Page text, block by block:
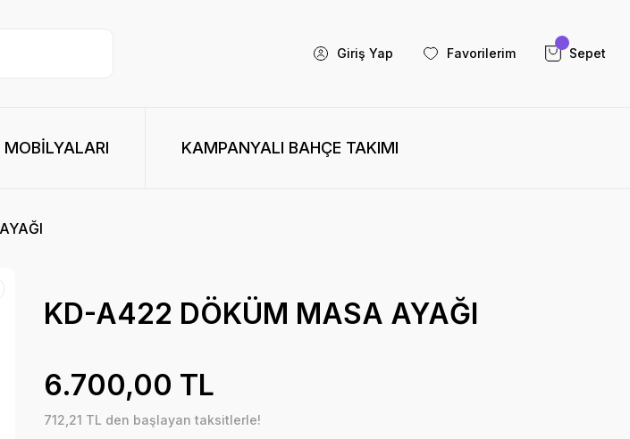
Giriş Yap Favorilerim Sepet
MOBİLYALARI KAMPANYALI BAHÇE TAKIMI
KD-A422 DÖKÜM MASA AYAĞI
6.700,00 TL
712,21 TL den başlayan taksitlerle!